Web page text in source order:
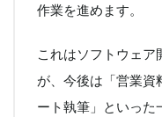
作業を進めます。
これはソフトウェ
が、今後は「営業資
ート執筆」といった